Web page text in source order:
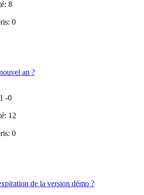
8
0
an ?
-0
12
0
de la version démo ?